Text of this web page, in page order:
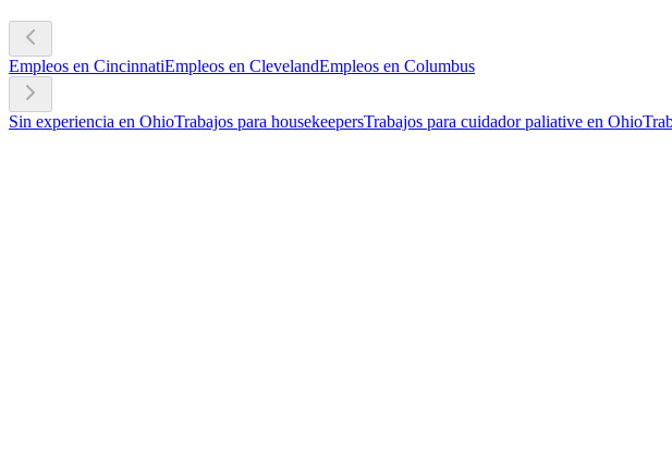
Empleos en CincinnatiEmpleos en ClevelandEmpleos en Columbus
Sin experiencia en OhioTrabajos para housekeepersTrabajos para cuidador paliative en Ohio